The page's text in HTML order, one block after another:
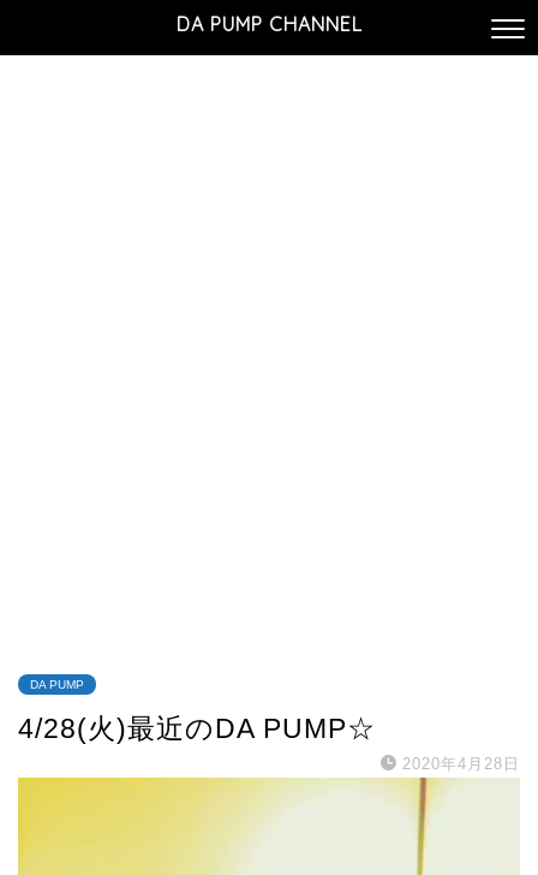
DA PUMP CHANNEL
DA PUMP
4/28(火)最近のDA PUMP☆
2020年4月28日